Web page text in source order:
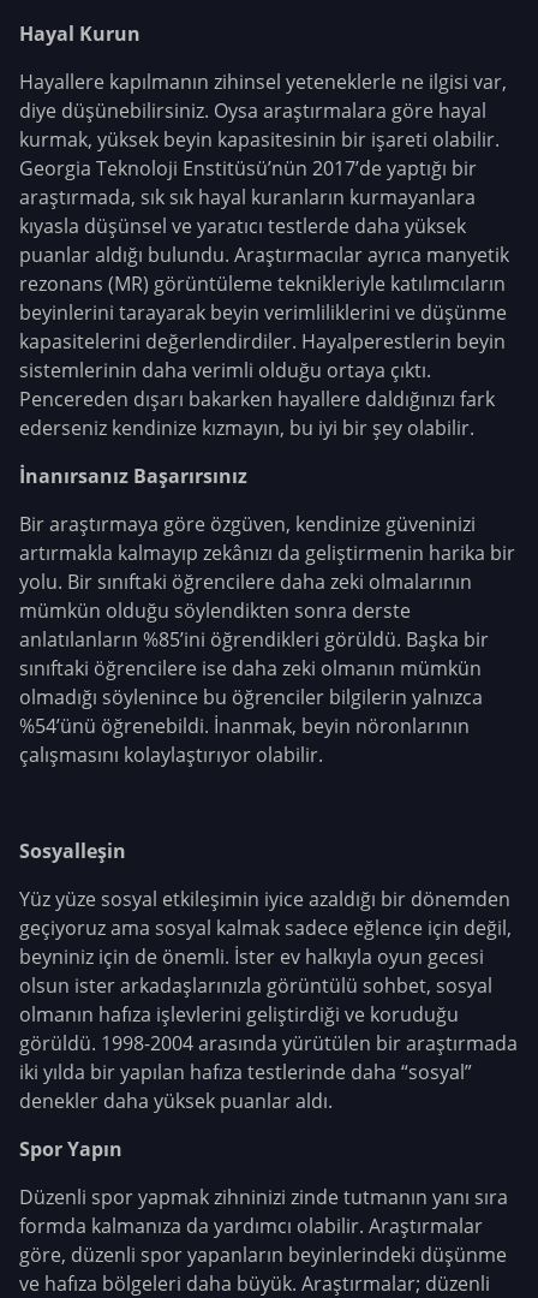
Hayal Kurun
Hayallere kapılmanın zihinsel yeteneklerle ne ilgisi var,
diye düşünebilirsiniz. Oysa araştırmalara göre hayal
kurmak, yüksek beyin kapasitesinin bir işareti olabilir.
Georgia Teknoloji Enstitüsü’nün 2017’de yaptığı bir
araştırmada, sık sık hayal kuranların kurmayanlara
kıyasla düşünsel ve yaratıcı testlerde daha yüksek
puanlar aldığı bulundu. Araştırmacılar ayrıca manyetik
rezonans (MR) görüntüleme teknikleriyle katılımcıların
beyinlerini tarayarak beyin verimliliklerini ve düşünme
kapasitelerini değerlendirdiler. Hayalperestlerin beyin
sistemlerinin daha verimli olduğu ortaya çıktı.
Pencereden dışarı bakarken hayallere daldığınızı fark
ederseniz kendinize kızmayın, bu iyi bir şey olabilir.
İnanırsanız Başarırsınız
Bir araştırmaya göre özgüven, kendinize güveninizi
artırmakla kalmayıp zekânızı da geliştirmenin harika bir
yolu. Bir sınıftaki öğrencilere daha zeki olmalarının
mümkün olduğu söylendikten sonra derste
anlatılanların %85’ini öğrendikleri görüldü. Başka bir
sınıftaki öğrencilere ise daha zeki olmanın mümkün
olmadığı söylenince bu öğrenciler bilgilerin yalnızca
%54’ünü öğrenebildi. İnanmak, beyin nöronlarının
çalışmasını kolaylaştırıyor olabilir.
Sosyalleşin
Yüz yüze sosyal etkileşimin iyice azaldığı bir dönemden
geçiyoruz ama sosyal kalmak sadece eğlence için değil,
beyniniz için de önemli. İster ev halkıyla oyun gecesi
olsun ister arkadaşlarınızla görüntülü sohbet, sosyal
olmanın hafıza işlevlerini geliştirdiği ve koruduğu
görüldü. 1998-2004 arasında yürütülen bir araştırmada
iki yılda bir yapılan hafıza testlerinde daha “sosyal”
denekler daha yüksek puanlar aldı.
Spor Yapın
Düzenli spor yapmak zihninizi zinde tutmanın yanı sıra
formda kalmanıza da yardımcı olabilir. Araştırmalar
göre, düzenli spor yapanların beyinlerindeki düşünme
ve hafıza bölgeleri daha büyük. Araştırmalar; düzenli